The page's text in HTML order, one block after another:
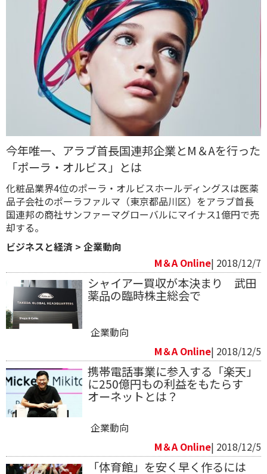
今年唯一、アラブ首長国連邦企業とM＆Aを行った
「ポーラ・オルビス」とは
化粧品業界4位のポーラ・オルビスホールディングスは医薬
品子会社のポーラファルマ（東京都品川区）をアラブ首長
国連邦の商社サンファーマグローバルに​マイナス1億円​で​売
却する。
ビジネスと経済 > 企業動向
M＆A Online| 2018/12/7
シャイアー買収が本決まり 武田
薬品の臨時株主総会で
企業動向
M＆A Online| 2018/12/5
携帯電話事業に参入する「楽天」
に250億円もの利益をもたらす
オーネットとは？
企業動向
M＆A Online| 2018/12/5
「体育館」を安く早く作るには